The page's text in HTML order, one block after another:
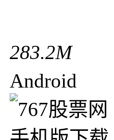
283.2M
Android